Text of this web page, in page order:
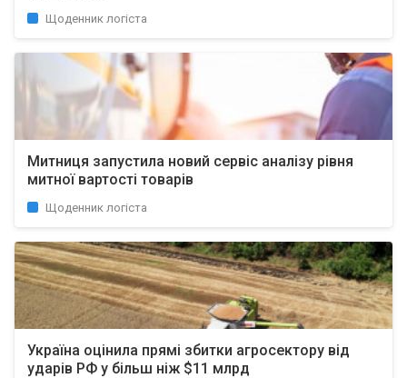
Щоденник логіста
Митниця запустила новий сервіс аналізу рівня
митної вартості товарів
Щоденник логіста
Україна оцінила прямі збитки агросектору від
ударів РФ у більш ніж $11 млрд